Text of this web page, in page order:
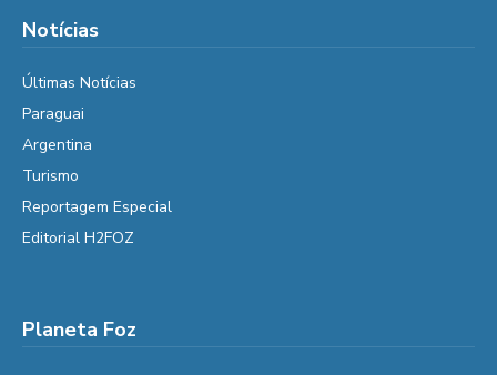
Notícias
Últimas Notícias
Paraguai
Argentina
Turismo
Reportagem Especial
Editorial H2FOZ
Planeta Foz